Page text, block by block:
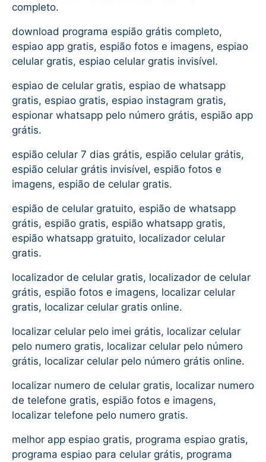
completo.
download programa espião grátis completo,
espiao app gratis, espião fotos e imagens, espiao
celular gratis, espiao celular gratis invisível.
espiao de celular gratis, espiao de whatsapp
gratis, espiao gratis, espiao instagram gratis,
espionar whatsapp pelo número grátis, espião app
grátis.
espião celular 7 dias grátis, espião celular grátis,
espião celular grátis invisível, espião fotos e
imagens, espião de celular gratis.
espião de celular gratuito, espião de whatsapp
grátis, espião gratis, espião whatsapp gratis,
espião whatsapp gratuito, localizador celular
gratis.
localizador de celular gratis, localizador de celular
grátis, espião fotos e imagens, localizar celular
gratis, localizar celular gratis online.
localizar celular pelo imei grátis, localizar celular
pelo numero gratis, localizar celular pelo número
grátis, localizar celular pelo número grátis online.
localizar numero de celular gratis, localizar numero
de telefone gratis, espião fotos e imagens,
localizar telefone pelo numero gratis.
melhor app espiao gratis, programa espiao gratis,
programa espiao para celular grátis, programa